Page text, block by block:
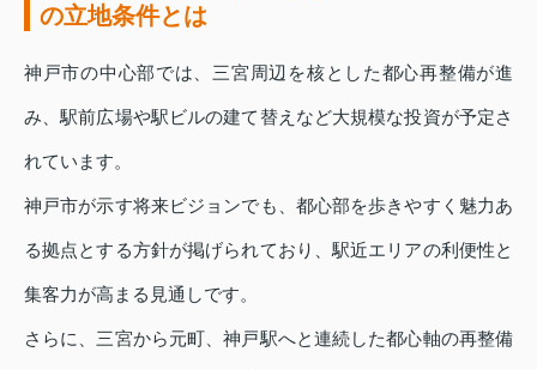
の立地条件とは
神戸市の中心部では、三宮周辺を核とした都心再整備が進
み、駅前広場や駅ビルの建て替えなど大規模な投資が予定さ
れています。
神戸市が示す将来ビジョンでも、都心部を歩きやすく魅力あ
る拠点とする方針が掲げられており、駅近エリアの利便性と
集客力が高まる見通しです。
さらに、三宮から元町、神戸駅へと連続した都心軸の再整備